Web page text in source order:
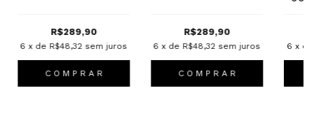
R$289,90
6 x de R$48,32 sem juros
C O M P R A R
R$289,90
6 x de R$48,32 sem juros
C O M P R A R
6 x